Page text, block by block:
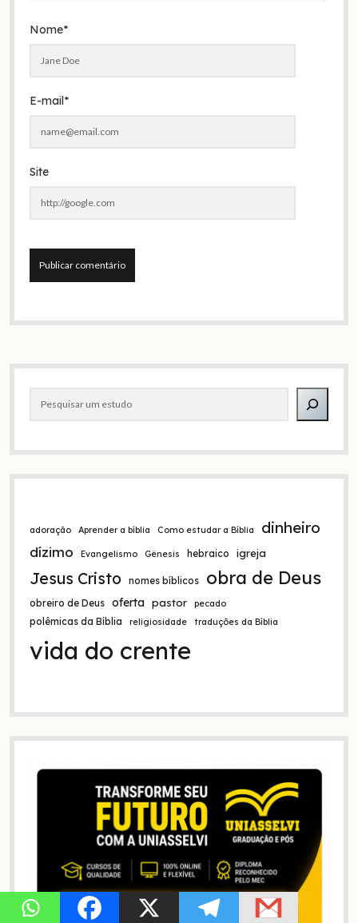
Nome*
E-mail*
Site
l
i
Barra
lateral
adoração Aprender a bíblia Como estudar a Bíblia dinheiro
dízimo Evangelismo Gênesis hebraico igreja
Jesus Cristo nomes bíblicos obra de Deus
obreiro de Deus oferta pastor pecado
polêmicas da Bíblia religiosidade traduções da Bíblia
vida do crente